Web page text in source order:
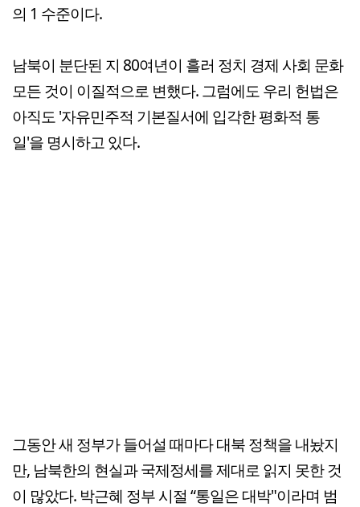
의 1 수준이다.
남북이 분단된 지 80여년이 흘러 정치 경제 사회 문화
모든 것이 이질적으로 변했다. 그럼에도 우리 헌법은
아직도 '자유민주적 기본질서에 입각한 평화적 통
일'을 명시하고 있다.
그동안 새 정부가 들어설 때마다 대북 정책을 내놨지
만, 남북한의 현실과 국제정세를 제대로 읽지 못한 것
이 많았다. 박근혜 정부 시절 “통일은 대박"이라며 범